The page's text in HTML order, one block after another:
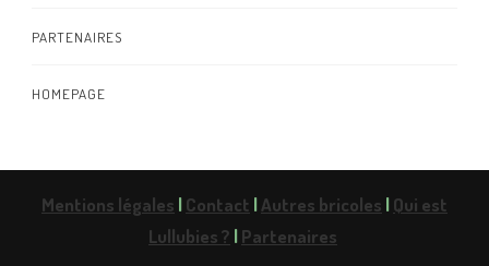
PARTENAIRES
HOMEPAGE
Mentions légales |Contact |Autres bricoles |Qui est
Lullubies ? |Partenaires